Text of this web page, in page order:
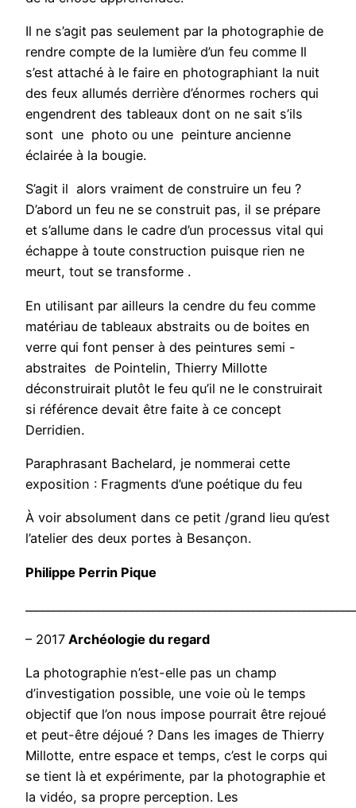
Il ne s’agit pas seulement par la photographie de
rendre compte de la lumière d’un feu comme Il
s’est attaché à le faire en photographiant la nuit
des feux allumés derrière d’énormes rochers qui
engendrent des tableaux dont on ne sait s’ils
sont une photo ou une peinture ancienne
éclairée à la bougie.
S’agit il alors vraiment de construire un feu ?
D’abord un feu ne se construit pas, il se prépare
et s’allume dans le cadre d’un processus vital qui
échappe à toute construction puisque rien ne
meurt, tout se transforme .
En utilisant par ailleurs la cendre du feu comme
matériau de tableaux abstraits ou de boites en
verre qui font penser à des peintures semi -
abstraites de Pointelin, Thierry Millotte
déconstruirait plutôt le feu qu’il ne le construirait
si référence devait être faite à ce concept
Derridien.
Paraphrasant Bachelard, je nommerai cette
exposition : Fragments d’une poétique du feu
À voir absolument dans ce petit /grand lieu qu’est
l’atelier des deux portes à Besançon.
Philippe Perrin Pique
– 2017 Archéologie du regard
La photographie n’est-elle pas un champ
d’investigation possible, une voie où le temps
objectif que l’on nous impose pourrait être rejoué
et peut-être déjoué ? Dans les images de Thierry
Millotte, entre espace et temps, c’est le corps qui
se tient là et expérimente, par la photographie et
la vidéo, sa propre perception. Les